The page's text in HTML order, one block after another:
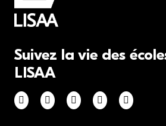
Suivez la vie des
LISAA